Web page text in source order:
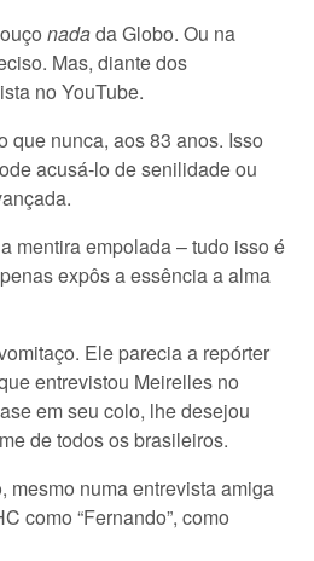
nadada Globo. Ou na
Mas, diante dos
no YouTube.
que nunca, aos 83 anos. Isso
acusá-lo de senilidade ou
mentira empolada – tudo isso é
expôs a essência a alma
Ele parecia a repórter
entrevistou Meirelles no
em seu colo, lhe desejou
de todos os brasileiros.
mesmo numa entrevista amiga
como “Fernando”, como